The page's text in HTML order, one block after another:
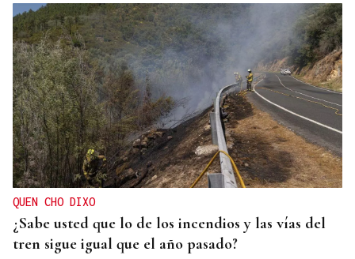
QUEN CHO DIXO
¿Sabe usted que lo de los incendios y las vías del
tren sigue igual que el año pasado?